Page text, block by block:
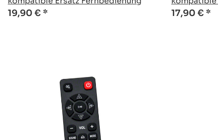
19,90 € * 17,90 € *